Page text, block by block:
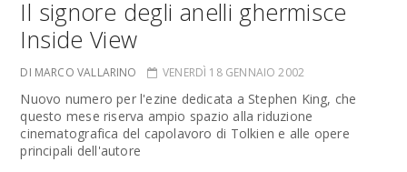
Il signore degli anelli ghermisce
Inside View
DI MARCO VALLARINO VENERDÌ 18 GENNAIO 2002
Nuovo numero per l'ezine dedicata a Stephen King, che
questo mese riserva ampio spazio alla riduzione
cinematografica del capolavoro di Tolkien e alle opere
principali dell'autore